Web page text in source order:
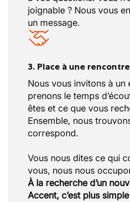
joignable ? Nous vous
un message.
3. Place à une
Nous vous invitons à un
prenons le temps
êtes et ce que vous
Ensemble, nous
correspond.
Vous nous dites ce qui
À la recherche d’un
Accent, c’est plus